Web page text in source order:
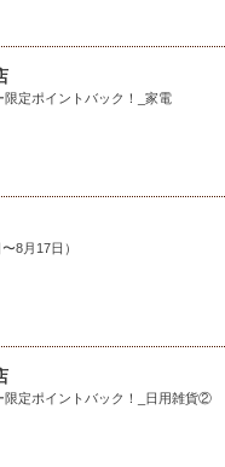
限定ポイントバック！_家電
8月17日）
限定ポイントバック！_日用雑貨②